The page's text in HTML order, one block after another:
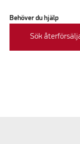
Behöver du hjälp
Sök